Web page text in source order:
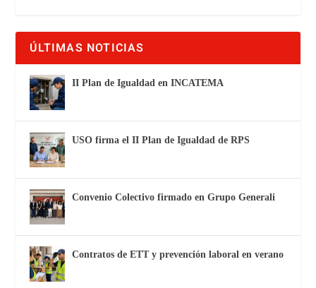
ÚLTIMAS NOTICIAS
II Plan de Igualdad en INCATEMA
USO firma el II Plan de Igualdad de RPS
Convenio Colectivo firmado en Grupo Generali
Contratos de ETT y prevención laboral en verano